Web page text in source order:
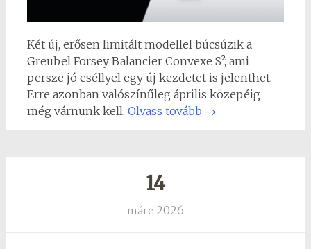
Két új, erősen limitált modellel búcsúzik a
Greubel Forsey Balancier Convexe S², ami
persze jó eséllyel egy új kezdetet is jelenthet.
Erre azonban valószínűleg április közepéig
még várnunk kell. Olvass tovább →
14
márc 2026